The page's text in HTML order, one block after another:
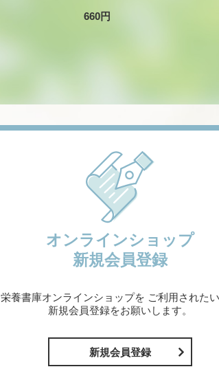
660円
オンラインショップ
新規会員登録
栄養書庫オンラインショップを ご利用された
新規会員登録をお願いします。
新規会員登録